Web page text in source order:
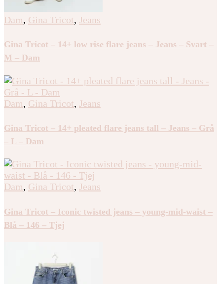
Dam, Gina Tricot, Jeans
Gina Tricot – 14+ low rise flare jeans – Jeans – Svart –
M – Dam
Dam, Gina Tricot, Jeans
Gina Tricot – 14+ pleated flare jeans tall – Jeans – Grå
– L – Dam
Dam, Gina Tricot, Jeans
Gina Tricot – Iconic twisted jeans – young-mid-waist –
Blå – 146 – Tjej